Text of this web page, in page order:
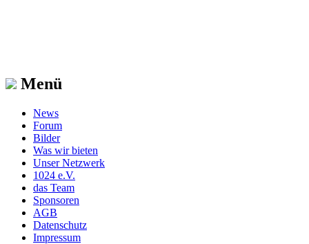
Menü
News
Forum
Bilder
Was wir bieten
Unser Netzwerk
1024 e.V.
das Team
Sponsoren
AGB
Datenschutz
Impressum